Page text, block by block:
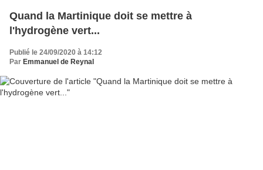
Quand la Martinique doit se mettre à
l'hydrogène vert...
Publié le 24/09/2020 à 14:12
Par Emmanuel de Reynal